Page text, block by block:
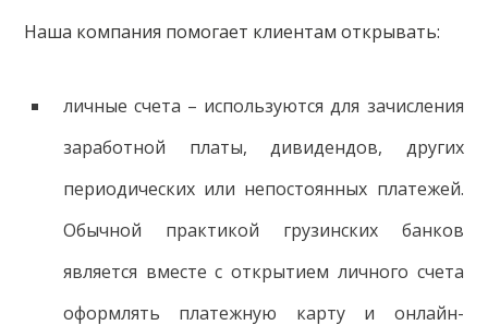
Наша компания помогает клиентам открывать:
личные счета – используются для зачисления
заработной платы, дивидендов, других
периодических или непостоянных платежей.
Обычной практикой грузинских банков
является вместе с открытием личного счета
оформлять платежную карту и онлайн-